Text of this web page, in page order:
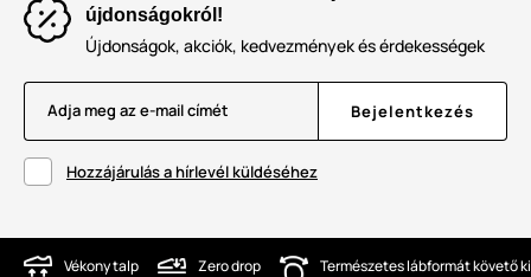
újdonságokról!
Újdonságok, akciók, kedvezmények és érdekességek
Adja meg az e-mail címét Bejelentkezés
Hozzájárulás a hírlevél küldéséhez
Vékony talp Zero drop Természetes lábformát követő